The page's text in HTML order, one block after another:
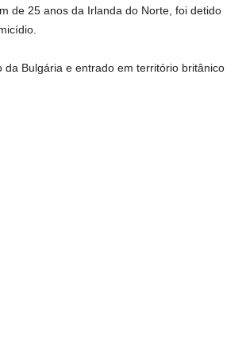
de 25 anos da Irlanda do Norte, foi detido
da Bulgária e entrado em território britânico